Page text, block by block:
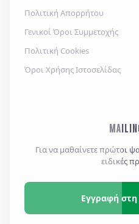
Πολιτική Απορρήτου
Γενικοί Όροι Συμμετοχής
Πολιτική Cookies
Όροι Χρήσης Ιστοσελίδας
Για να μαθαίνετε πρώτοι
ειδικές
Εγγραφή στη